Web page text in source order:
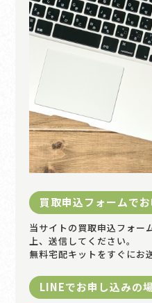
買取申込フォームで
当サイトの買取申込フォー
上、送信してください。
無料宅配キットをすぐにお
LINEでお申し込みの